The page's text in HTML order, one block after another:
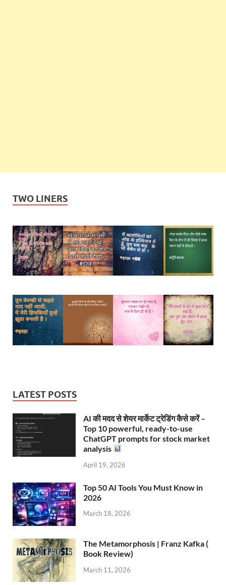
TWO LINERS
LATEST POSTS
AI की मदद से शेयर मार्केट ट्रेडिंग कैसे करें –
Top 10 powerful, ready-to-use
ChatGPT prompts for stock market
analysis
April 19, 2026
Top 50 AI Tools You Must Know in
2026
March 18, 2026
The Metamorphosis | Franz Kafka (
Book Review)
March 11, 2026